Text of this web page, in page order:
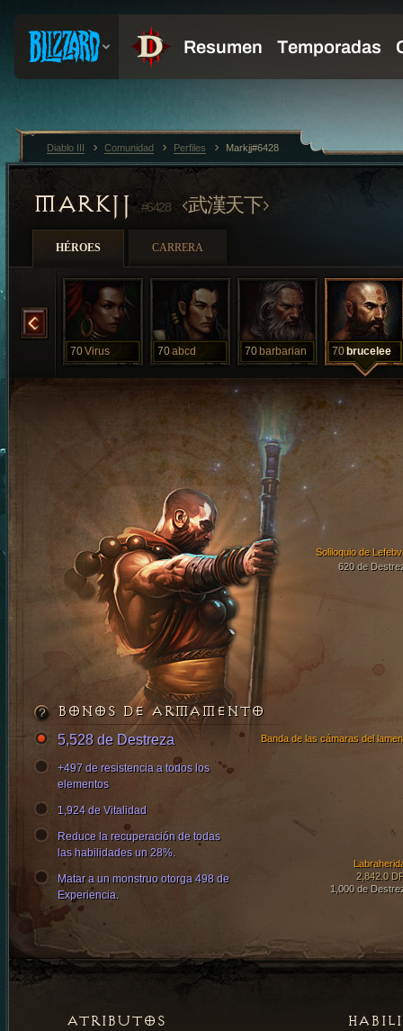
MARKJJ #6428 武漢天下
HÉROES CARRERA
70Virus 70abcd 70 barbarian 70 brucelee
Soliloquio de
620 de
2,842.0
1,000 de
Banda de las cámaras del
BONOS DE ARMAMENTO
5,528 de Destreza
+497 de resistencia a todos los
elementos
1,924 de Vitalidad
Reduce la recuperación de todas
las habilidades un 28%.
Matar a un monstruo otorga 498 de
Experiencia.
ATRIBUTOS
Diablo III Comunidad Perfiles Markjj#6428